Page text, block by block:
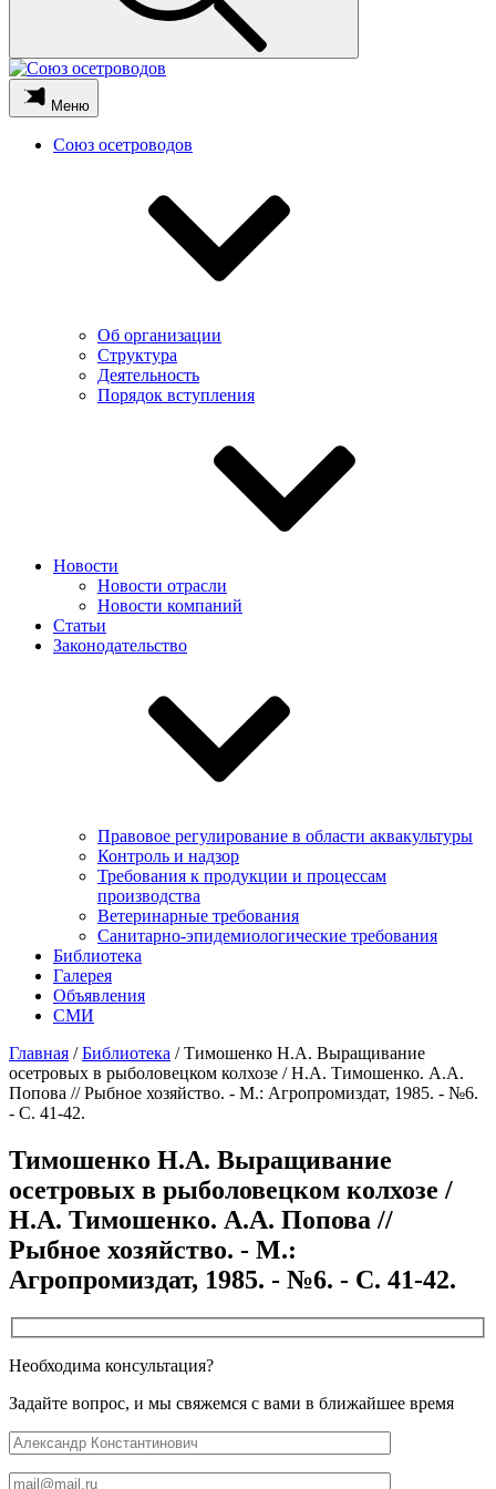
Меню
Союз осетроводов
Об организации
Структура
Деятельность
Порядок вступления
Новости
Новости отрасли
Новости компаний
Статьи
Законодательство
Правовое регулирование в области аквакультуры
Контроль и надзор
Требования к продукции и процессам
производства
Ветеринарные требования
Санитарно-эпидемиологические требования
Библиотека
Галерея
Объявления
СМИ
Главная /Библиотека /Тимошенко Н.А. Выращивание
осетровых в рыболовецком колхозе / Н.А. Тимошенко. А.А.
Попова // Рыбное хозяйство. - М.: Агропромиздат, 1985. - №6.
- С. 41-42.
Тимошенко Н.А. Выращивание
осетровых в рыболовецком колхозе /
Н.А. Тимошенко. А.А. Попова //
Рыбное хозяйство. - М.:
Агропромиздат, 1985. - №6. - С. 41-42.
Необходима консультация?
Задайте вопрос, и мы свяжемся с вами в ближайшее время